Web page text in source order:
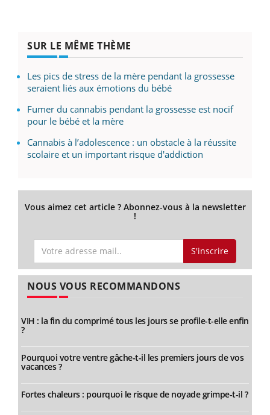
SUR LE MÊME THÈME
Les pics de stress de la mère pendant la grossesse
seraient liés aux émotions du bébé
Fumer du cannabis pendant la grossesse est nocif
pour le bébé et la mère
Cannabis à l’adolescence : un obstacle à la réussite
scolaire et un important risque d'addiction
Vous aimez cet article ? Abonnez-vous à la newsletter
!
S'inscrire
NOUS VOUS RECOMMANDONS
VIH : la fin du comprimé tous les jours se profile-t-elle enfin
?
Pourquoi votre ventre gâche-t-il les premiers jours de vos
vacances ?
Fortes chaleurs : pourquoi le risque de noyade grimpe-t-il ?